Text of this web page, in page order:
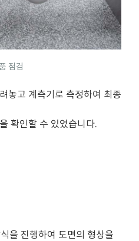
점검
놓고 계측기로 측정하여 최종
확인할 수 있었습니다.
을 진행하여 도면의 형상을